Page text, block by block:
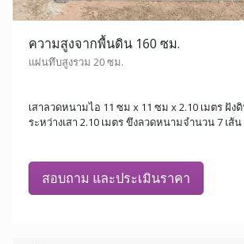
ความสูงจากพื้นดิน 160 ซม.
แผ่นทึบสูงรวม 20 ซม.
เสาลวดหนามไอ 11 ซม x 11 ซม x 2.10 เมตร ฝัง
ระหว่างเสา 2.10 เมตร ขึงลวดหนามจำนวน 7 เส้น
สอบถาม และประเมินราคา